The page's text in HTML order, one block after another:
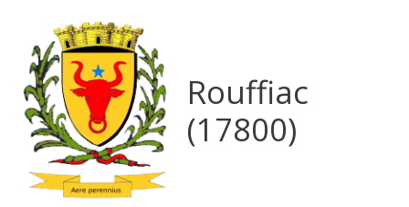
Rouffiac
(17800)